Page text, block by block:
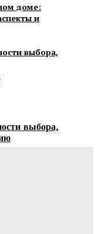
доме:
и
выбора,
выбора,